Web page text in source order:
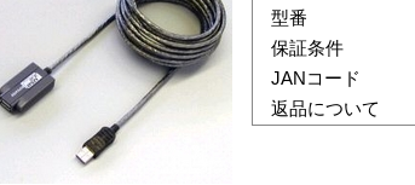
型番
保証条件
JANコード
返品について